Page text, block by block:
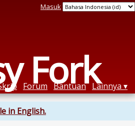
Fork
Masuk
Forum Bantuan Lainnya
in English.